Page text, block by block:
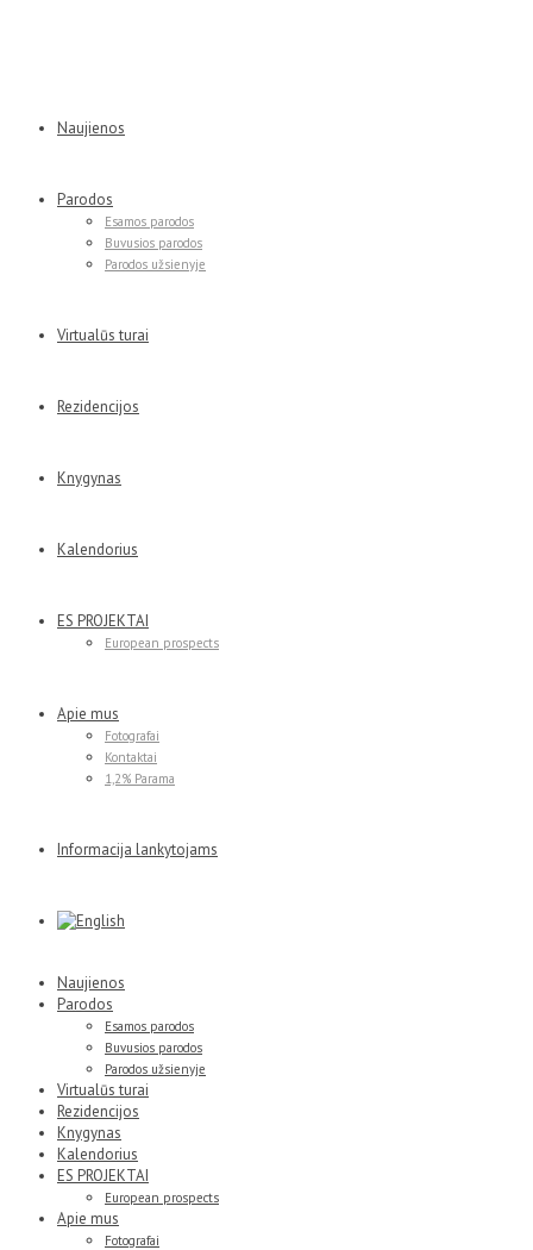
Naujienos
Parodos
Esamos parodos
Buvusios parodos
Parodos užsienyje
Virtualūs turai
Rezidencijos
Knygynas
Kalendorius
ES PROJEKTAI
European prospects
Apie mus
Fotografai
Kontaktai
1,2% Parama
Informacija lankytojams
Naujienos
Parodos
Esamos parodos
Buvusios parodos
Parodos užsienyje
Virtualūs turai
Rezidencijos
Knygynas
Kalendorius
ES PROJEKTAI
European prospects
Apie mus
Fotografai